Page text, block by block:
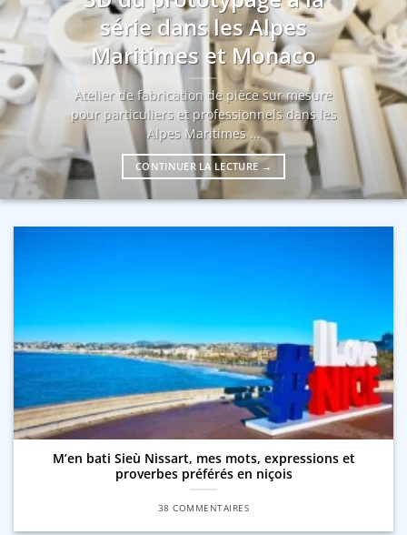
série dans les Alpes
Maritimes et Monaco
Atelier de fabrication de pièce sur mesure
pour particuliers et professionnels dans les
Alpes Maritimes ...
CONTINUER LA LECTURE →
M’en bati Sieù Nissart, mes mots, expressions et
proverbes préférés en niçois
38 COMMENTAIRES